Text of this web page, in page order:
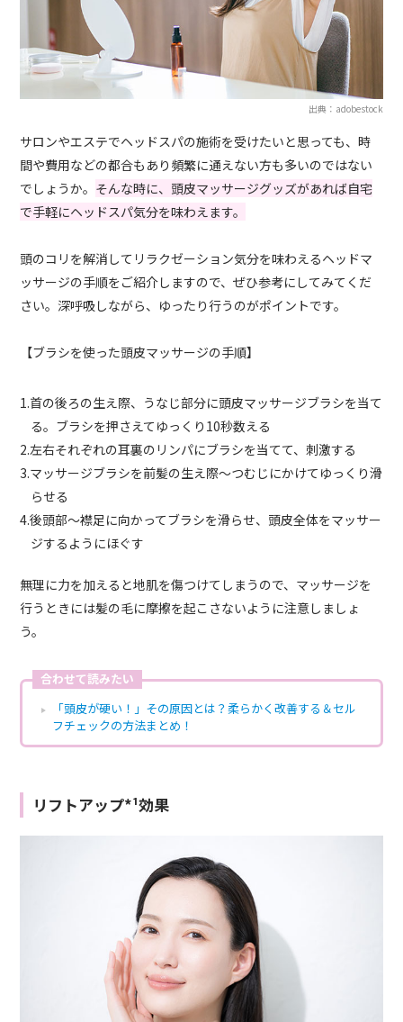
出典：adobestock
サロンやエステでヘッドスパの施術を受けたいと思っても、時
間や費用などの都合もあり頻繁に通えない方も多いのではない
でしょうか。 そんな時に、頭皮マッサージグッズがあれば自宅
で手軽にヘッドスパ気分を味わえます。
頭のコリを解消してリラクゼーション気分を味わえるヘッドマ
ッサージの手順をご紹介しますので、ぜひ参考にしてみてくだ
さい。深呼吸しながら、ゆったり行うのがポイントです。
【ブラシを使った頭皮マッサージの手順】
1.首の後ろの生え際、うなじ部分に頭皮マッサージブラシを当て
る。ブラシを押さえてゆっくり10秒数える
2.左右それぞれの耳裏のリンパにブラシを当てて、刺激する
3.マッサージブラシを前髪の生え際〜つむじにかけてゆっくり滑
らせる
4.後頭部～襟足に向かってブラシを滑らせ、頭皮全体をマッサー
ジするようにほぐす
無理に力を加えると地肌を傷つけてしまうので、マッサージを
行うときには髪の毛に摩擦を起こさないように注意しましょ
う。
合わせて読みたい
「頭皮が硬い！」その原因とは？柔らかく改善する＆セル
フチェックの方法まとめ！
リフトアップ*¹効果